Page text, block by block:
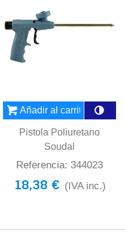
Añadir al carrito
Pistola Poliuretano
Soudal
Referencia: 344023
18,38 € (IVA inc.)